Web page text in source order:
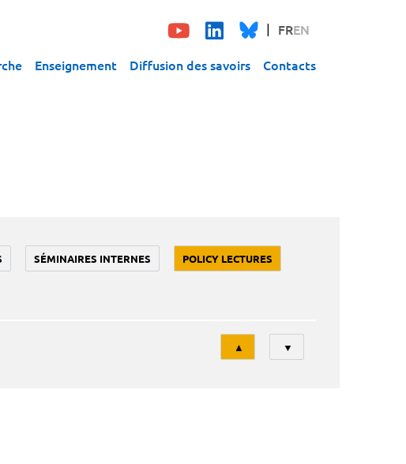
FREN
Enseignement Diffusion des savoirs Contacts
SÉMINAIRES INTERNES POLICY LECTURES
Tri
▲ ▼